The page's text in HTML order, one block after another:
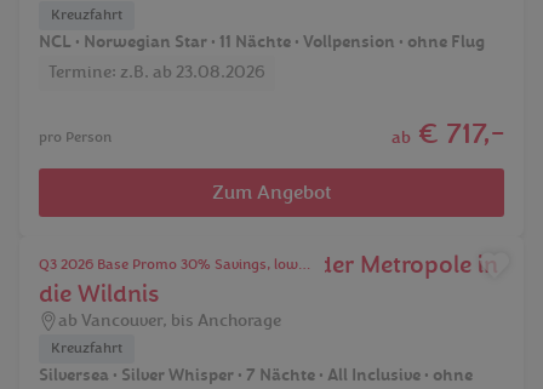
Kreuzfahrt
NCL • Norwegian Star • 11 Nächte • Vollpension • ohne Flug
Termine: z.B. ab 23.08.2026
pro Person ab € 717,-
Zum Angebot
Q3 2026 Base Promo 30% Savings, lower suites.
Faszination Alaskas: Von der Metropole in
die Wildnis
ab Vancouver, bis Anchorage
Kreuzfahrt
Silversea • Silver Whisper • 7 Nächte • All Inclusive • ohne